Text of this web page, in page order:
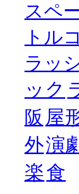
スペ
トルコ
ラッ
ック
阪 屋
外演
楽食